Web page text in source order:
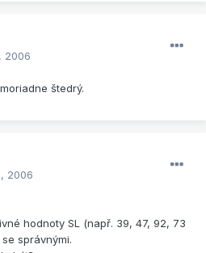
2006
štedrý.
2006
hodnoty SL (např. 39, 47, 92, 73
správnými.